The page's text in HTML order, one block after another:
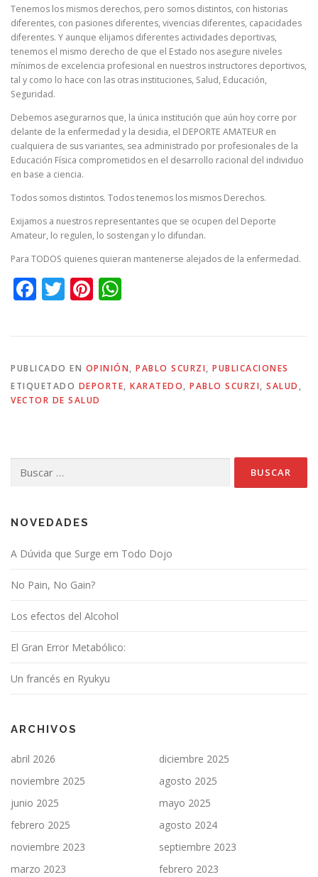
Tenemos los mismos derechos, pero somos distintos, con historias
diferentes, con pasiones diferentes, vivencias diferentes, capacidades
diferentes. Y aunque elijamos diferentes actividades deportivas,
tenemos el mismo derecho de que el Estado nos asegure niveles
mínimos de excelencia profesional en nuestros instructores deportivos,
tal y como lo hace con las otras instituciones, Salud, Educación,
Seguridad.
Debemos asegurarnos que, la única institución que aún hoy corre por
delante de la enfermedad y la desidia, el DEPORTE AMATEUR en
cualquiera de sus variantes, sea administrado por profesionales de la
Educación Física comprometidos en el desarrollo racional del individuo
en base a ciencia.
Todos somos distintos. Todos tenemos los mismos Derechos.
Exijamos a nuestros representantes que se ocupen del Deporte
Amateur, lo regulen, lo sostengan y lo difundan.
Para TODOS quienes quieran mantenerse alejados de la enfermedad.
Facebook
TwitterPinterest
PUBLICADO EN OPINIÓN, PABLO SCURZI, PUBLICACIONES
ETIQUETADO DEPORTE, KARATEDO, PABLO SCURZI, SALUD ,
VECTOR DE SALUD
NOVEDADES
A Dúvida que Surge em Todo Dojo
No Pain, No Gain?
Los efectos del Alcohol
El Gran Error Metabólico:
Un francés en Ryukyu
ARCHIVOS
abril 2026
diciembre 2025
noviembre 2025
agosto 2025
junio 2025
mayo 2025
febrero 2025
agosto 2024
noviembre 2023
septiembre 2023
marzo 2023
febrero 2023